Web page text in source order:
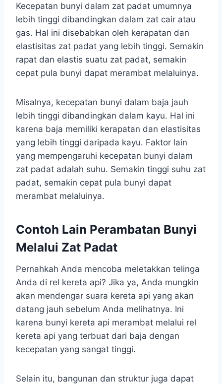
Kecepatan bunyi dalam zat padat umumnya
lebih tinggi dibandingkan dalam zat cair atau
gas. Hal ini disebabkan oleh kerapatan dan
elastisitas zat padat yang lebih tinggi. Semakin
rapat dan elastis suatu zat padat, semakin
cepat pula bunyi dapat merambat melaluinya.
Misalnya, kecepatan bunyi dalam baja jauh
lebih tinggi dibandingkan dalam kayu. Hal ini
karena baja memiliki kerapatan dan elastisitas
yang lebih tinggi daripada kayu. Faktor lain
yang mempengaruhi kecepatan bunyi dalam
zat padat adalah suhu. Semakin tinggi suhu zat
padat, semakin cepat pula bunyi dapat
merambat melaluinya.
Contoh Lain Perambatan Bunyi
Melalui Zat Padat
Pernahkah Anda mencoba meletakkan telinga
Anda di rel kereta api? Jika ya, Anda mungkin
akan mendengar suara kereta api yang akan
datang jauh sebelum Anda melihatnya. Ini
karena bunyi kereta api merambat melalui rel
kereta api yang terbuat dari baja dengan
kecepatan yang sangat tinggi.
Selain itu, bangunan dan struktur juga dapat